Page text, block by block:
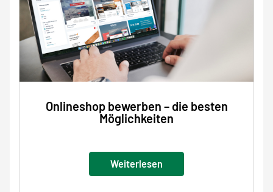
Onlineshop bewerben – die besten
Möglichkeiten
Weiterlesen